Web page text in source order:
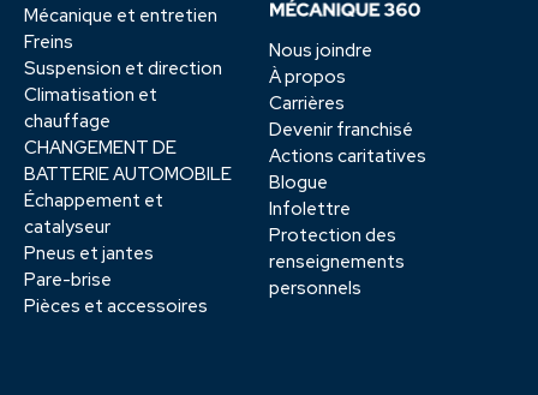
Mécanique et entretien
Freins
Suspension et direction
Climatisation et
chauffage
CHANGEMENT DE
BATTERIE AUTOMOBILE
Échappement et
catalyseur
Pneus et jantes
Pare-brise
Pièces et accessoires
Nous joindre
À propos
Carrières
Devenir franchisé
Actions caritatives
Blogue
Infolettre
Protection des
renseignements
personnels